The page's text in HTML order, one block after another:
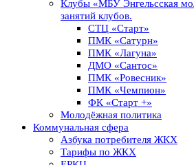
Клубы «МБУ Энгельсская
занятий клубов.
СТЦ «Старт»
ПМК «Сатурн»
ПМК «Лагуна»
ДМО «Сантос»
ПМК «Ровесник»
ПМК «Чемпион»
ФК «Старт +»
Молодёжная политика
Коммунальная сфера
Азбука потребителя ЖКХ
Тарифы по ЖКХ